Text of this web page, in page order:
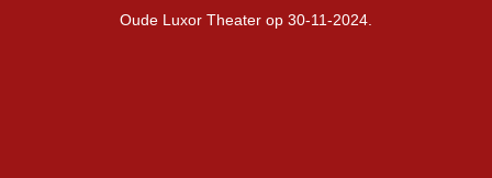
Oude Luxor Theater op 30-11-2024.